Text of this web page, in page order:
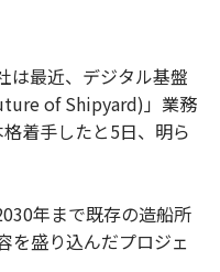
は最近、デジタル基盤
of Shipyard)」業務
着手したと5日、明ら
年まで既存の造船所
を盛り込んだプロジェ